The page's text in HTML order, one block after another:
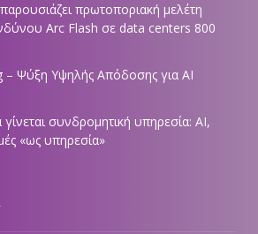
πρωτοποριακή μελέτη
Arc Flash σε data centers 800
– Ψύξη Υψηλής Απόδοσης για AI
συνδρομητική υπηρεσία: AI,
«ως υπηρεσία»